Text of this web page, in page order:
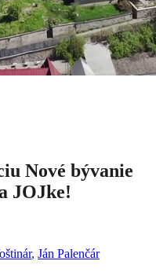
Nové bývanie
JOJke!
, Ján Palenčár